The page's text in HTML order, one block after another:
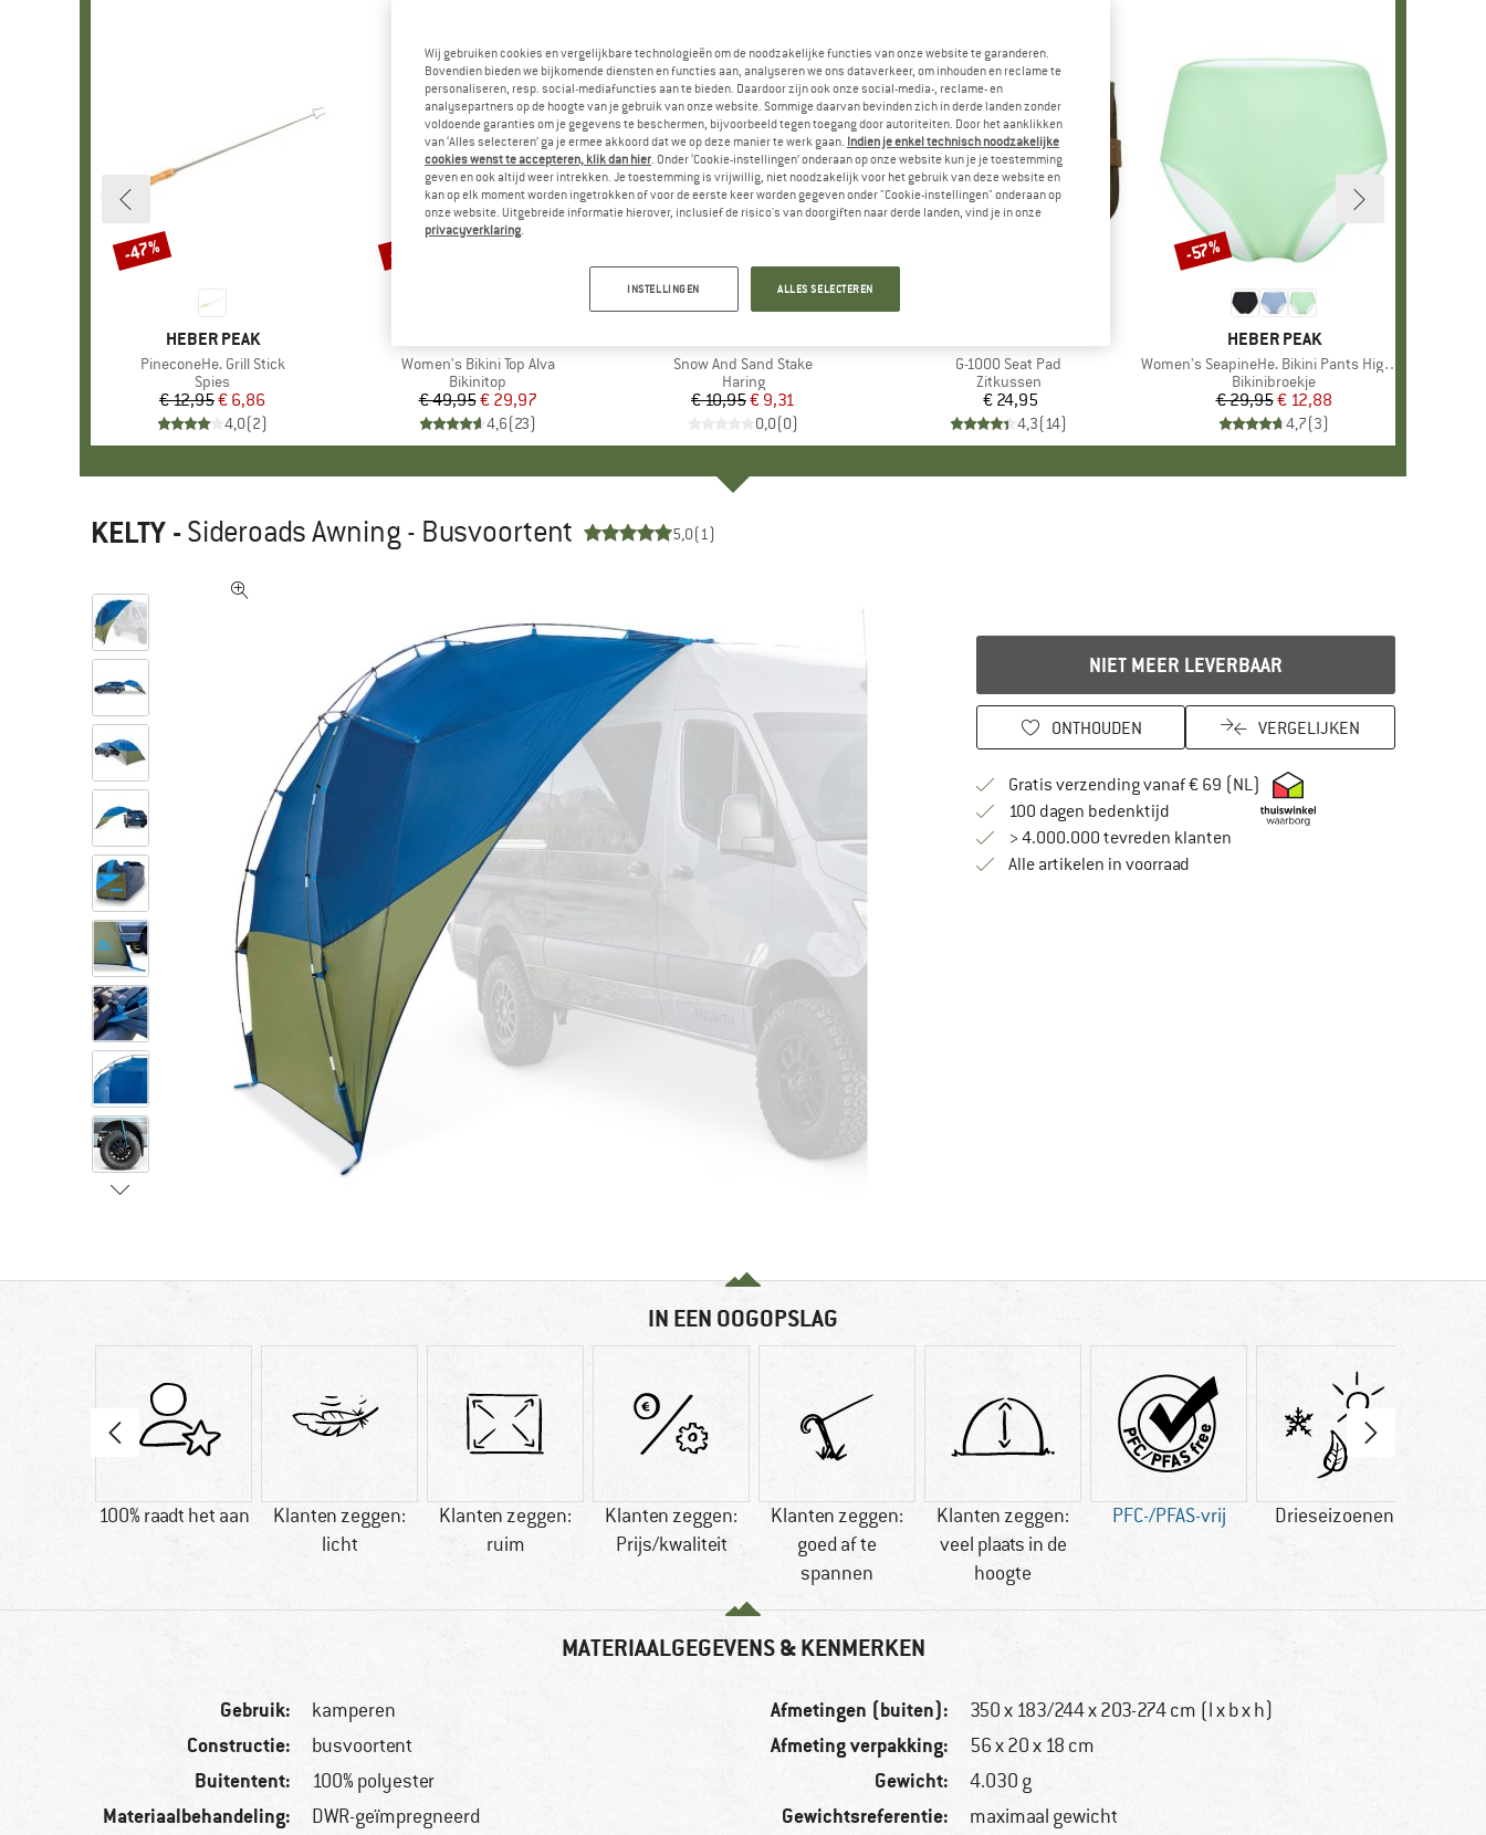
MERK
HEBER PEAK
Artikel
PineconeHe. Grill Stick
Productgroep
Spies
Prijs
€ 12,95Verlaagde prijs
€ 6,86
4,0(2)
Korting
-47%
Artikel
Women's Bikini Top Alva
Productgroep
Bikinitop
Prijs
€ 49,95Verlaagde prijs
€ 29,97
4,6(23)
Korting
-40%
Artikel
Snow And Sand Stake
Productgroep
Haring
Prijs
€ 10,95Verlaagde prijs
€ 9,31
0,0(0)
Artikel
G-1000 Seat Pad
Productgroep
Zitkussen
Prijs
€ 24,95
4,3(14)
MERK
HEBER PEAK
Artikel
Women's SeapineHe. Bikini Pants High Waist
Productgroep
Bikinibroekje
Prijs
€ 29,95Verlaagde prijs
€ 12,88
4,7(3)
Korting
-57%
KELTY -Sideroads Awning - Busvoortent 5,0(1)
NIET MEER LEVERBAAR
ONTHOUDEN VERGELIJKEN
Gratis verzending vanaf € 69 (NL) Vind hier de
100 dagen bedenktijdVind de betalingsinformatie hier! Opent in
> 4.000.000 tevreden klanten
Alle artikelen in voorraad
IN EEN OOGOPSLAG
100% raadt het aan
Klanten zeggen:
licht
Klanten zeggen:
ruim
Klanten zeggen:
Prijs/kwaliteit
Klanten zeggen:
goed af te
spannen
Klanten zeggen:
veel plaats in de
hoogte
PFC-/PFAS-vrij Drieseizoenen
MATERIAALGEGEVENS & KENMERKEN
Gebruik: kamperen
Constructie: busvoortent
Buitentent: 100% polyester
Materiaalbehandeling: DWR-geïmpregneerd
Afmetingen (buiten): 350 x 183/244 x 203-274 cm (l x b x h)
Afmeting verpakking: 56 x 20 x 18 cm
Gewicht: 4.030 g
Gewichtsreferentie: maximaal gewicht
Wij gebruiken cookies en vergelijkbare technologieën om de noodzakelijke functies van onze website te garanderen.
Bovendien bieden we bijkomende diensten en functies aan, analyseren we ons dataverkeer, om inhouden en reclame te
personaliseren, resp. social-mediafuncties aan te bieden. Daardoor zijn ook onze social-media-, reclame- en
analysepartners op de hoogte van je gebruik van onze website. Sommige daarvan bevinden zich in derde landen zonder
voldoende garanties om je gegevens te beschermen, bijvoorbeeld tegen toegang door autoriteiten. Door het aanklikken
van ‘Alles selecteren’ ga je ermee akkoord dat we op deze manier te werk gaan. Indien je enkel technisch noodzakelijke
cookies wenst te accepteren, klik dan hier. Onder ‘Cookie-instellingen’ onderaan op onze website kun je je toestemming
geven en ook altijd weer intrekken. Je toestemming is vrijwillig, niet noodzakelijk voor het gebruik van deze website en
kan op elk moment worden ingetrokken of voor de eerste keer worden gegeven onder "Cookie-instellingen" onderaan op
onze website. Uitgebreide informatie hierover, inclusief de risico's van doorgiften naar derde landen, vind je in onze
privacyverklaring.
INSTELLINGEN ALLES SELECTEREN